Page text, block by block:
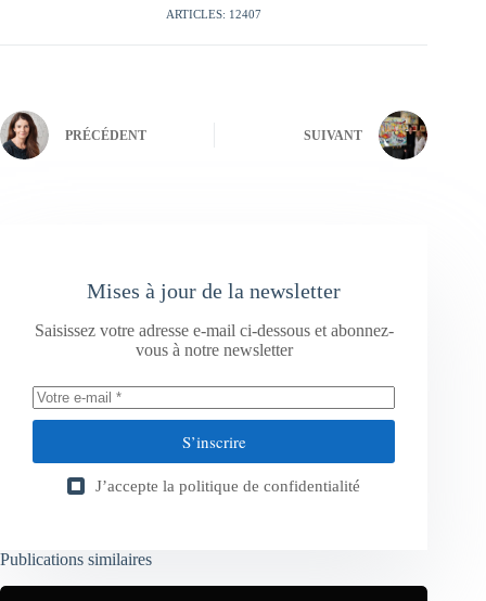
ARTICLES: 12407
PRÉCÉDENT SUIVANT
Mises à jour de la newsletter
Saisissez votre adresse e-mail ci-dessous et abonnez-
vous à notre newsletter
S’inscrire
J’accepte la politique de confidentialité
Publications similaires